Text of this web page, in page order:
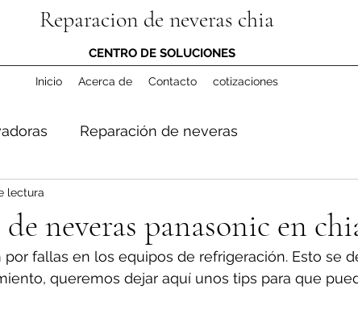
Reparacion de neveras chia
CENTRO DE SOLUCIONES
Inicio Acerca de Contacto cotizaciones
Reparación de neveras
neveras panasonic en
lectura
fallas en los equipos de refrigeración. Esto se
queremos dejar aquí unos tips para que